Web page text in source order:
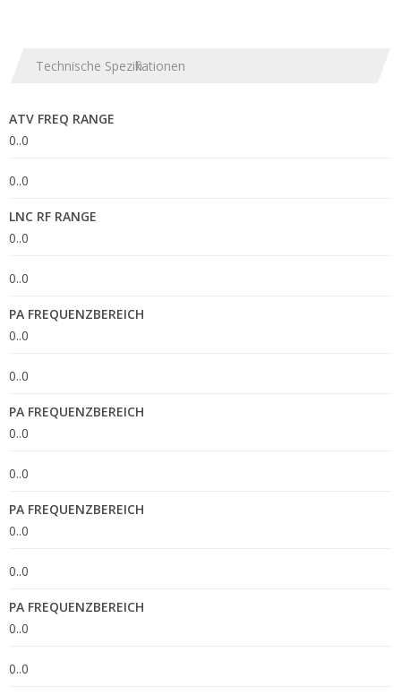
Technische Spezifikationen
ATV FREQ RANGE
0..0
0..0
LNC RF RANGE
0..0
0..0
PA FREQUENZBEREICH
0..0
0..0
PA FREQUENZBEREICH
0..0
0..0
PA FREQUENZBEREICH
0..0
0..0
PA FREQUENZBEREICH
0..0
0..0